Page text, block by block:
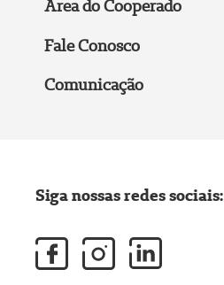
Área do Cooperado
Fale Conosco
Comunicação
Siga nossas redes sociais: